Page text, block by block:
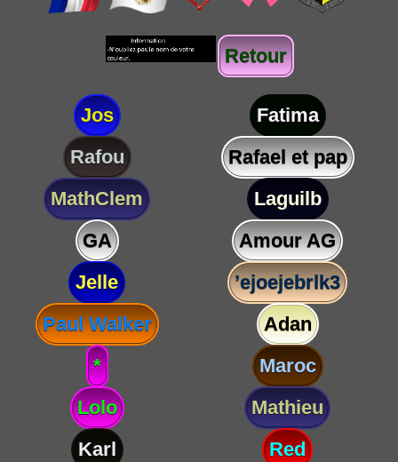
Retour
Jos
Fatima
Rafou
Rafael et pap
MathClem
Laguilb
GA
Amour AG
Jelle
’ejoejebrlk3
Paul Walker
Adan
*
Maroc
Lolo
Mathieu
Karl
Red